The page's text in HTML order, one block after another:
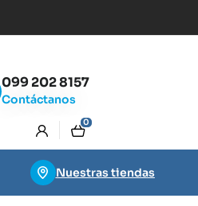
099 202 8157
Contáctanos
0
Nuestras tiendas